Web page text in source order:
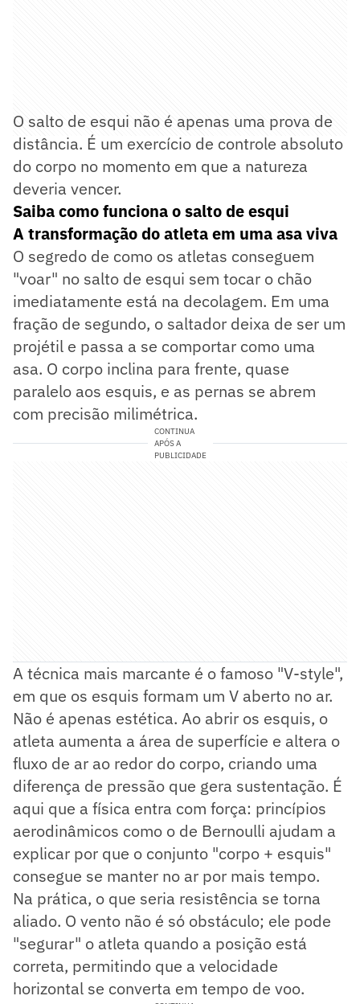
O salto de esqui não é apenas uma prova de
distância. É um exercício de controle absoluto
do corpo no momento em que a natureza
deveria vencer.
Saiba como funciona o salto de esqui
A transformação do atleta em uma asa viva
O segredo de como os atletas conseguem
"voar" no salto de esqui sem tocar o chão
imediatamente está na decolagem. Em uma
fração de segundo, o saltador deixa de ser um
projétil e passa a se comportar como uma
asa. O corpo inclina para frente, quase
paralelo aos esquis, e as pernas se abrem
com precisão milimétrica.
CONTINUA
APÓS A
PUBLICIDADE
A técnica mais marcante é o famoso "V-style",
em que os esquis formam um V aberto no ar.
Não é apenas estética. Ao abrir os esquis, o
atleta aumenta a área de superfície e altera o
fluxo de ar ao redor do corpo, criando uma
diferença de pressão que gera sustentação. É
aqui que a física entra com força: princípios
aerodinâmicos como o de Bernoulli ajudam a
explicar por que o conjunto "corpo + esquis"
consegue se manter no ar por mais tempo.
Na prática, o que seria resistência se torna
aliado. O vento não é só obstáculo; ele pode
"segurar" o atleta quando a posição está
correta, permitindo que a velocidade
horizontal se converta em tempo de voo.